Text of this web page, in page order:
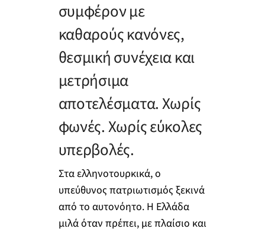
συμφέρον με
καθαρούς κανόνες,
θεσμική συνέχεια και
μετρήσιμα
αποτελέσματα. Χωρίς
φωνές. Χωρίς εύκολες
υπερβολές.
Στα ελληνοτουρκικά, ο
υπεύθυνος πατριωτισμός ξεκινά
από το αυτονόητο. Η Ελλάδα
μιλά όταν πρέπει, με πλαίσιο και